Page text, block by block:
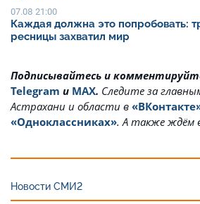
07.08 21:00
Каждая должна это попробовать:
ресницы захватил мир
Подписывайтесь и
Telegram и MAX. Cледите за
Астрахани и области в
«Одноклассниках». А также ждём
Новости СМИ2